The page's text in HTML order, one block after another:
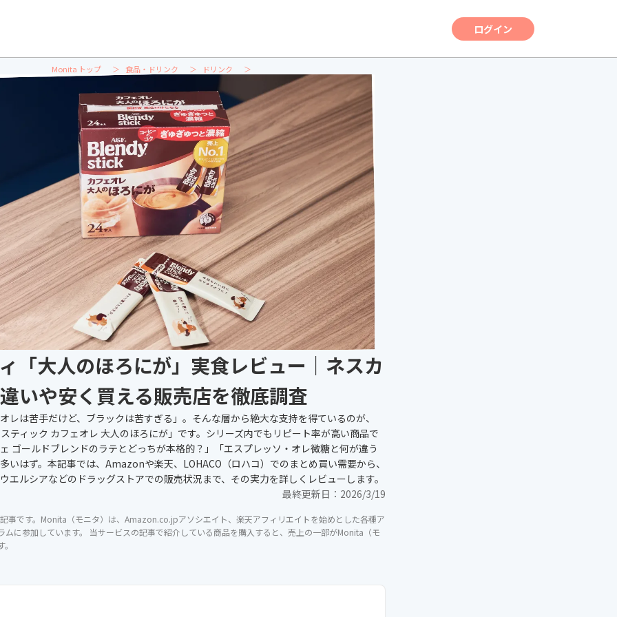
ログイン
Monita トップ 食品・ドリンク
ドリンク
ンディ「大人のほろにが」実食レビュー｜ネスカフェとの違いや安く買える販売店を徹底調査
「大人のほろにが」実食レビュー｜ネスカ
いや安く買える販売店を徹底調査
レは苦手だけど、ブラックは苦すぎる」。そんな層から絶大な支持を得ているのが、
ティック カフェオレ 大人のほろにが」です。シリーズ内でもリピート率が高い商品で
ゴールドブレンドのラテとどっちが本格的？」「エスプレッソ・オレ微糖と何が違う
いはず。本記事では、Amazonや楽天、LOHACO（ロハコ）でのまとめ買い需要から、
エルシアなどのドラッグストアでの販売状況まで、その実力を詳しくレビューします。
最終更新日： 2026/3/19
事です。Monita（モニタ）は、Amazon.co.jpアソシエイト、楽天アフィリエイトを始めとした各種ア
ムに参加しています。 当サービスの記事で紹介している商品を購入すると、売上の一部がMonita（モ